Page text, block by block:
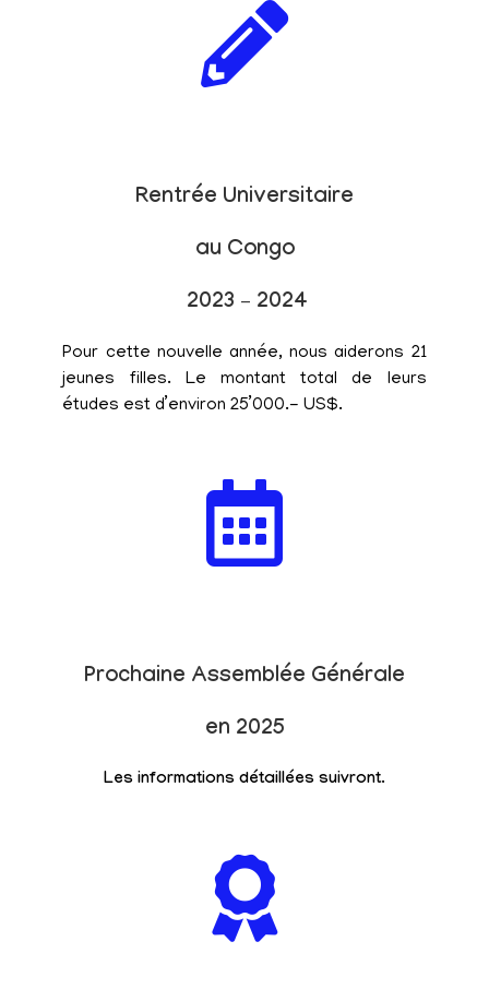
Rentrée Universitaire
au Congo
2023 – 2024
Pour cette nouvelle année, nous aiderons 21
jeunes filles. Le montant total de leurs
études est d’environ 25’000.- US$.
Prochaine Assemblée Générale
en 2025
Les informations détaillées suivront.